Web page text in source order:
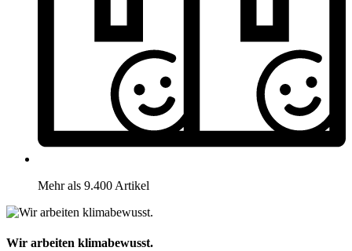
Mehr als 9.400 Artikel
Wir arbeiten klimabewusst.